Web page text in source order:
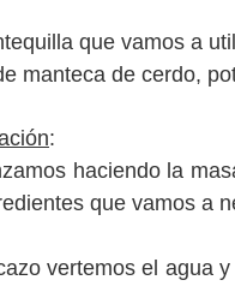
que vamos a
manteca de cerdo,
:
haciendo la
que vamos a
vertemos el agua